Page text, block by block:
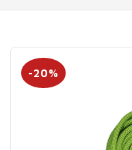
-20%